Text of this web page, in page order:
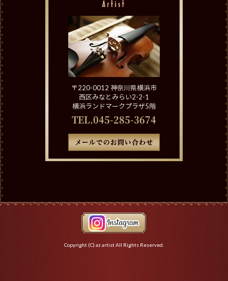
〒220-0012 神奈川県横浜市
西区みなとみらい2-2-1
横浜ランドマークプラザ5階
TEL.045-285-3674
Copyright (C) az artist All Rights Reserved.